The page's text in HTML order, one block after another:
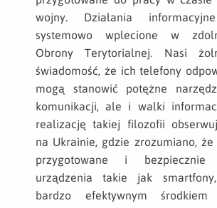
wojny. Działania
systemowo wplecione w
Obrony Terytorialnej. Nasi
świadomość, że ich telefony
mogą stanowić potężne
komunikacji, ale i walki
realizację takiej filozofii
na Ukrainie, gdzie zrozumiano,
przygotowane i bezpiecznie
urządzenia takie jak
bardzo efektywnym środkiem